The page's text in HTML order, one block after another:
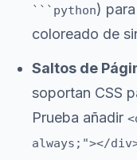
```python)
coloreado de
Saltos de
soportan CSS
Prueba añadir
always;"></